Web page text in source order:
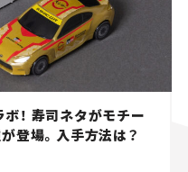
！ 寿司ネタがモチー
登場。入手方法は？